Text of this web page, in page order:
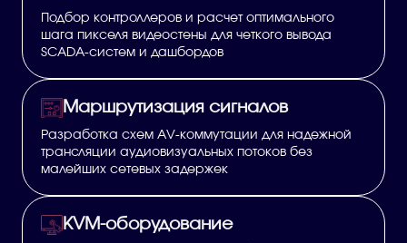
Подбор контроллеров и расчет оптимального
шага пикселя видеостены для четкого вывода
SCADA-систем и дашбордов
Маршрутизация сигналов
Разработка схем AV-коммутации для надежной
трансляции аудиовизуальных потоков без
малейших сетевых задержек
KVM-оборудование